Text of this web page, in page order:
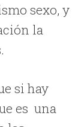
sexo, y
la
si hay
es una